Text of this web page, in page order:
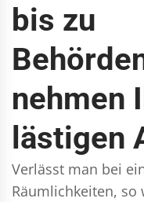
bis zu
nehmen
lästigen
Verlässt man bei
Räumlichkeiten,